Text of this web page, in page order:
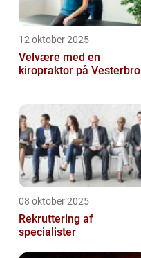
12 oktober 2025
Velvære med en
kiropraktor på Vesterbro
08 oktober 2025
Rekruttering af
specialister